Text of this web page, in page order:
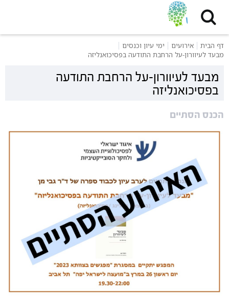
דף הבית אירועים
ימי עיון וכנסים
מבעד לעיוורון-על הרחבת התודעה בפסיכואנליזה
מבעד לעיוורון-על הרחבת התודעה
בפסיכואנליזה
הכנס הסתיים